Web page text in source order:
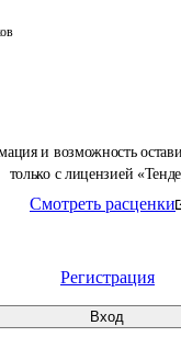
и возможность
только с лицензией
Смотреть расценки
Регистрация
Вход